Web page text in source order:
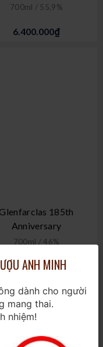
700ml / 55,9%
6.400.000₫
Glenfarclas 185th
Anniversary
700ml / 46%
3.980.000₫
ANH MINH
dành cho người
mang thai.
nhiệm!